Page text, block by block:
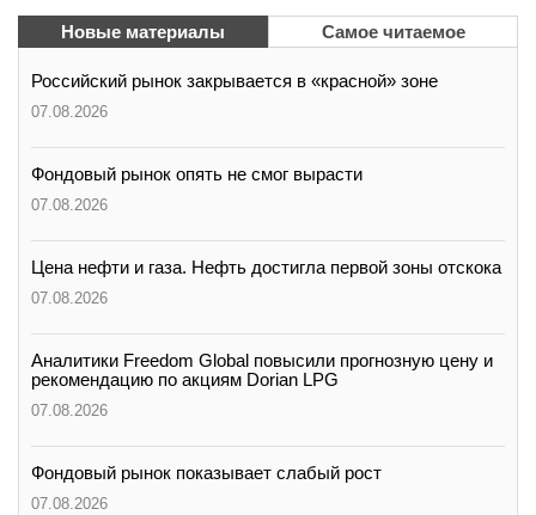
Новые материалы Самое читаемое
Российский рынок закрывается в «красной» зоне
07.08.2026
Фондовый рынок опять не смог вырасти
07.08.2026
Цена нефти и газа. Нефть достигла первой зоны отскока
07.08.2026
Аналитики Freedom Global повысили прогнозную цену и
рекомендацию по акциям Dorian LPG
07.08.2026
Фондовый рынок показывает слабый рост
07.08.2026